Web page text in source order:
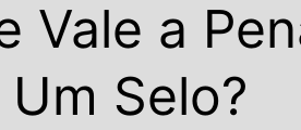
Vale a
Selo?